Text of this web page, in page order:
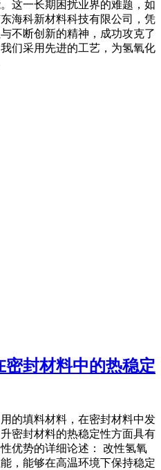
这一长期困扰业界的难题，如
海科新材料科技有限公司，凭
不断创新的精神，成功攻克了
们采用先进的工艺，为氢氧化
封材料中的热稳定
的填料材料，在密封材料中发
密封材料的热稳定性方面具有
优势的详细论述： 改性氢氧
，能够在高温环境下保持稳定